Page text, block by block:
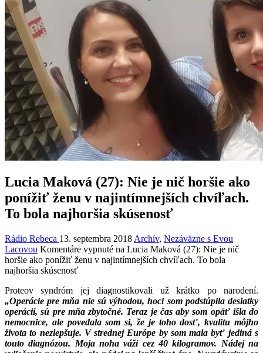
Lucia Maková (27): Nie je nič horšie ako
ponížiť ženu v najintímnejších chvíľach.
To bola najhoršia skúsenosť
Rádio Rebeca 13. septembra 2018 Archív, Nezáväzne s Evou
Lacovou Komentáre vypnuté na Lucia Maková (27): Nie je nič
horšie ako ponížiť ženu v najintímnejších chvíľach. To bola
najhoršia skúsenosť
Proteov syndróm jej diagnostikovali už krátko po narodení.
„Operácie pre mňa nie sú výhodou, hoci som podstúpila desiatky
operácií, sú pre mňa zbytočné. Teraz je čas aby som opäť išla do
nemocnice, ale povedala som si, že je toho dosť, kvalitu môjho
života to nezlepšuje. V strednej Európe by som mala byť jediná s
touto diagnózou. Moja noha váži cez 40 kilogramov. Nádej na